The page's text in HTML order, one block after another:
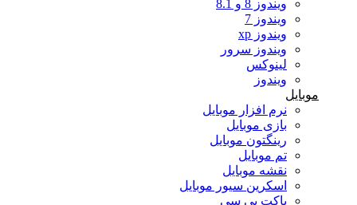
ویندوز 8 و 8.1
ویندوز 7
ویندوز xp
ویندوز سرور
لینوکس
ویندوز
موبایل
نرم افزار موبایل
بازی موبایل
رینگتون موبایل
تم موبایل
نقشه موبایل
اسکرین سیور موبایل
پاکت پی سی